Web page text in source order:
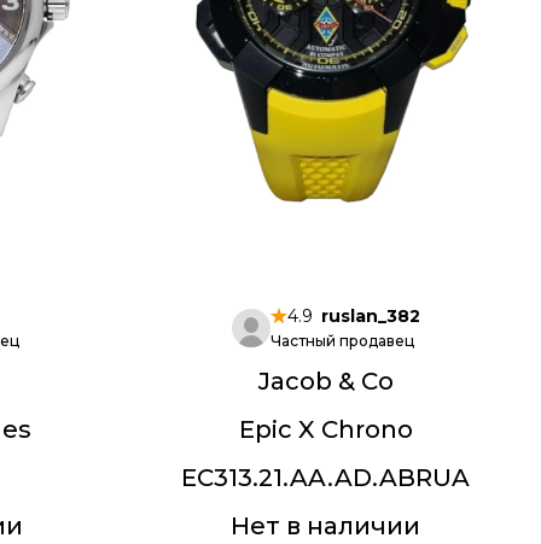
4.9 ruslan_382
Частный продавец
Jacob & Co
Epic X Chrono
EC313.21.AA.AD.ABRUA
Нет в наличии